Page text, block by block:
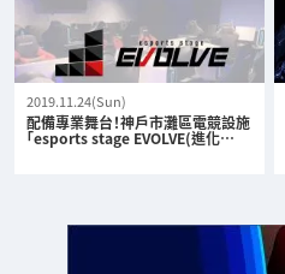
2019.11.24(Sun)
配備專業舞台！神戶市灘區電競設施
「esports stage EVOLVE(進化…